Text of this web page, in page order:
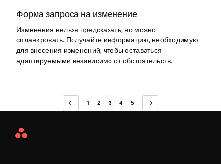
Форма запроса на изменение
Изменения нельзя предсказать, но можно
спланировать. Получайте информацию, необходимую
для внесения изменений, чтобы оставаться
адаптируемыми независимо от обстоятельств.
1 2 3 4 5
Asana